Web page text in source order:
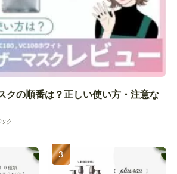
クの順番は？正しい使い方・注意な
ク